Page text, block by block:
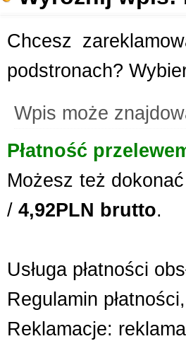
Chcesz
podstronach?
Wpis może
Płatność
Możesz też
/ 4,92PLN brutto.
Usługa płatności
Regulamin płatności,
Reklamacje: